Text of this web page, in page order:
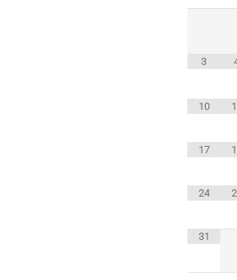
3
10
17
24
31